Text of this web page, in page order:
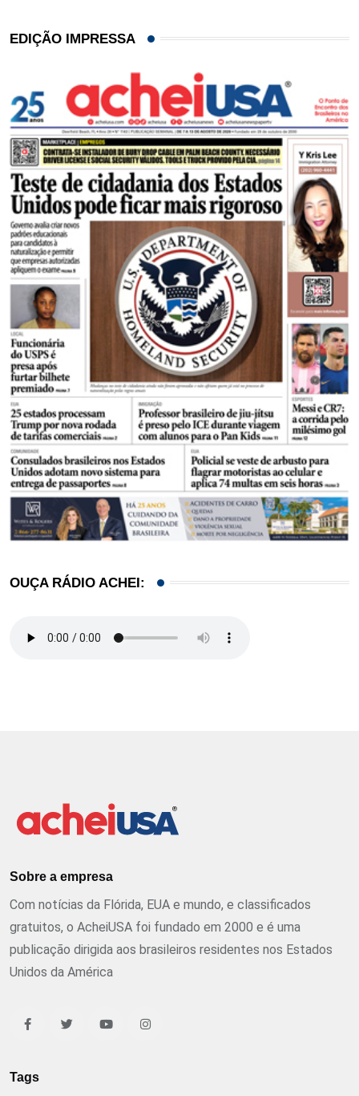
EDIÇÃO IMPRESSA
OUÇA RÁDIO ACHEI:
Sobre a empresa
Com notícias da Flórida, EUA e mundo, e classificados
gratuitos, o AcheiUSA foi fundado em 2000 e é uma
publicação dirigida aos brasileiros residentes nos Estados
Unidos da América
Tags